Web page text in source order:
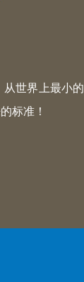
从世界上最小的
标准！